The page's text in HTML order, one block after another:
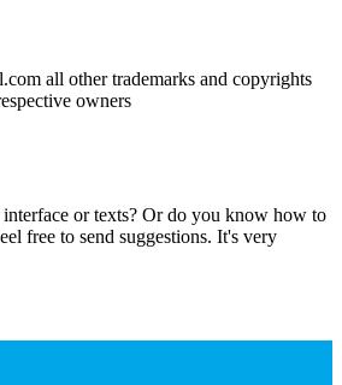
all other trademarks and copyrights
owners
or texts? Or do you know how to
free to send suggestions. It's very